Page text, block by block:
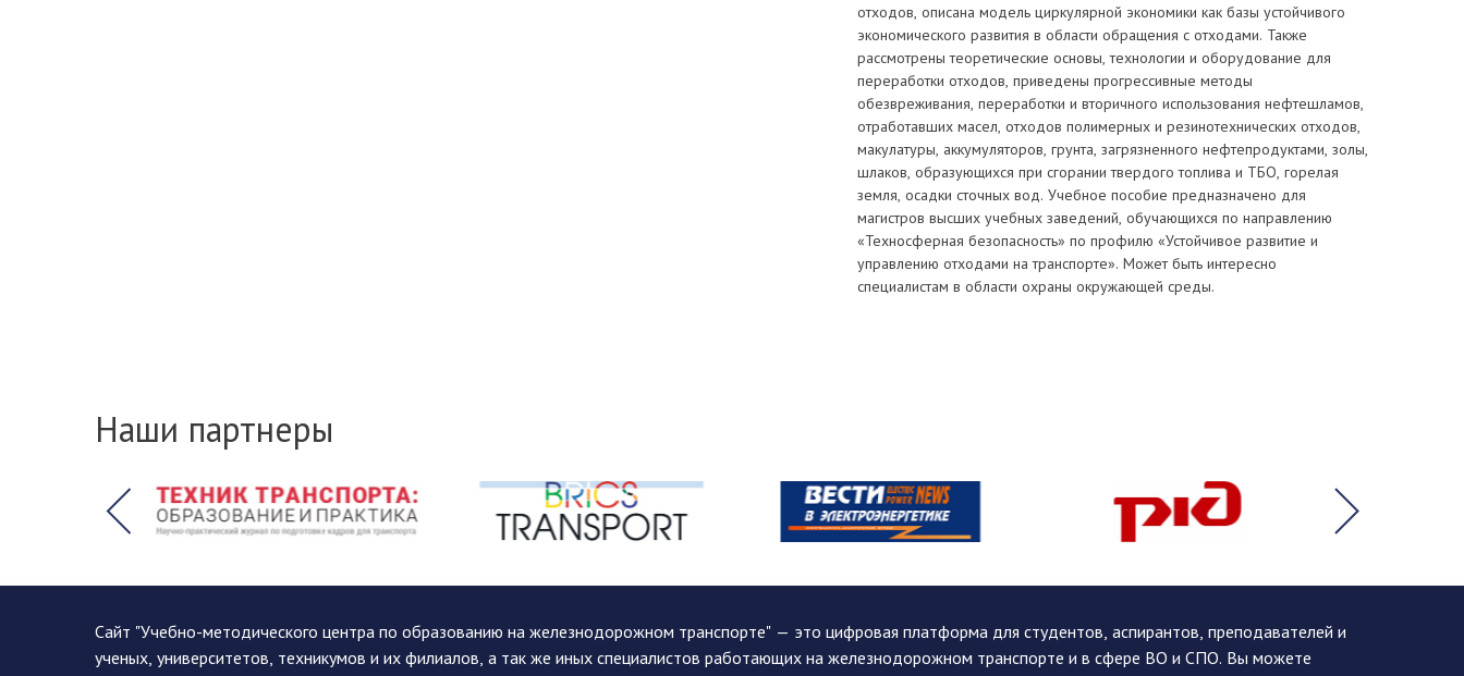
отходов, описана модель циркулярной экономики как базы устойчивого
экономического развития в области обращения с отходами. Также
рассмотрены теоретические основы, технологии и оборудование для
переработки отходов, приведены прогрессивные методы
обезвреживания, переработки и вторичного использования нефтешламов,
отработавших масел, отходов полимерных и резинотехнических отходов,
макулатуры, аккумуляторов, грунта, загрязненного нефтепродуктами, золы,
шлаков, образующихся при сгорании твердого топлива и ТБО, горелая
земля, осадки сточных вод. Учебное пособие предназначено для
магистров высших учебных заведений, обучающихся по направлению
«Техносферная безопасность» по профилю «Устойчивое развитие и
управлению отходами на транспорте». Может быть интересно
специалистам в области охраны окружающей среды.
Наши партнеры
Сайт "Учебно-методического центра по образованию на железнодорожном транспорте" — это цифровая платформа для студентов, аспирантов, преподавателей и
ученых, университетов, техникумов и их филиалов, а так же иных специалистов работающих на железнодорожном транспорте и в сфере ВО и СПО. Вы можете